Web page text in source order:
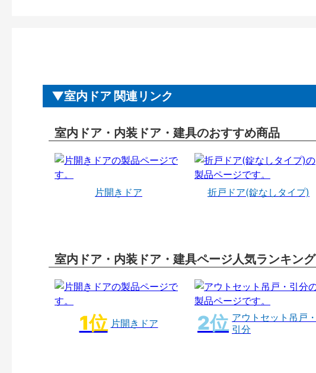
室内ドア 関連リンク
室内ドア・内装ドア・建具のおすすめ商品
片開きドア 折戸ドア(錠なしタイプ)
室内ドア・内装ドア・建具ページ人気ランキング
片開きドア
アウトセット吊戸・
引分